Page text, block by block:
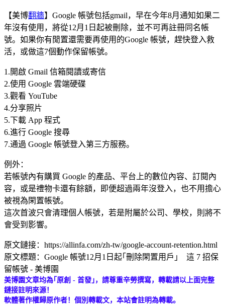
【美博翻牆】Google 帳號包括gmail，早在今年8月通知如果二
年沒有使用，將從12月1日起被刪除，並不可再註冊同名帳
號。如果你有閒置還需要再使用的Google 帳號，趕快登入救
活，或做這7個動作保留帳號。
1.開啟 Gmail 信箱閱讀或寄信
2.使用 Google 雲端硬碟
3.觀看 YouTube
4.分享照片
5.下載 App 程式
6.進行 Google 搜尋
7.通過 Google 帳號登入第三方服務。
例外：
若帳號內有購買 Google 的產品、平台上的數位內容、訂閱內
容，或是禮物卡還有餘額，即便超過兩年沒登入，也不用擔心
被視為閑置帳號。
這次首波只會清理個人帳號，若是附屬於公司、學校，則將不
會受到影響。
原文鏈接：https://allinfa.com/zh-tw/google-account-retention.html
原文標題：Google 帳號12月1日起｢刪除閑置用戶｣ 這 7 招保
留帳號 - 美博園
美博園文章均為｢原創 - 首發｣，請尊重辛勞撰寫，轉載請以上面完整
鏈接註明來源！
軟體著作權歸原作者！個別轉載文，本站會註明為轉載。